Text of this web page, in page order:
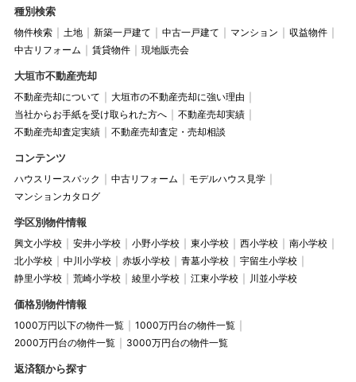
種別検索
物件検索 土地 新築一戸建て 中古一戸建て マンション
収益物件
中古リフォーム
賃貸物件 現地販売会
大垣市不動産売却
不動産売却について
大垣市の不動産売却に強い理由
当社からお手紙を受け取られた方へ
不動産売却実績
不動産売却査定実績
不動産売却査定・売却相談
コンテンツ
ハウスリースバック 中古リフォーム
モデルハウス見学
マンションカタログ
学区別物件情報
興文小学校 安井小学校 小野小学校 東小学校 西小学校
南小学校
北小学校
中川小学校 赤坂小学校 青墓小学校
宇留生小学校
静里小学校
荒崎小学校 綾里小学校 江東小学校 川並小学校
価格別物件情報
1000万円以下の物件一覧
1000万円台の物件一覧
2000万円台の物件一覧
3000万円台の物件一覧
返済額から探す